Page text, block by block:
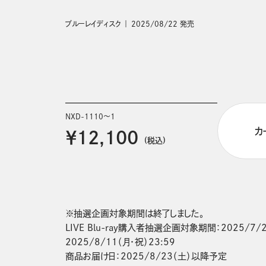
ブルーレイディスク 2025/08/22 発売
NXD-1110～1
￥12,100 (税込)
カ
※抽選企画対象期間は終了しました。
LIVE Blu-ray購入者抽選企画対象期間：2025/7/
2025/8/11（月・祝）23:59
商品お届け日：2025/8/23（土）以降予定